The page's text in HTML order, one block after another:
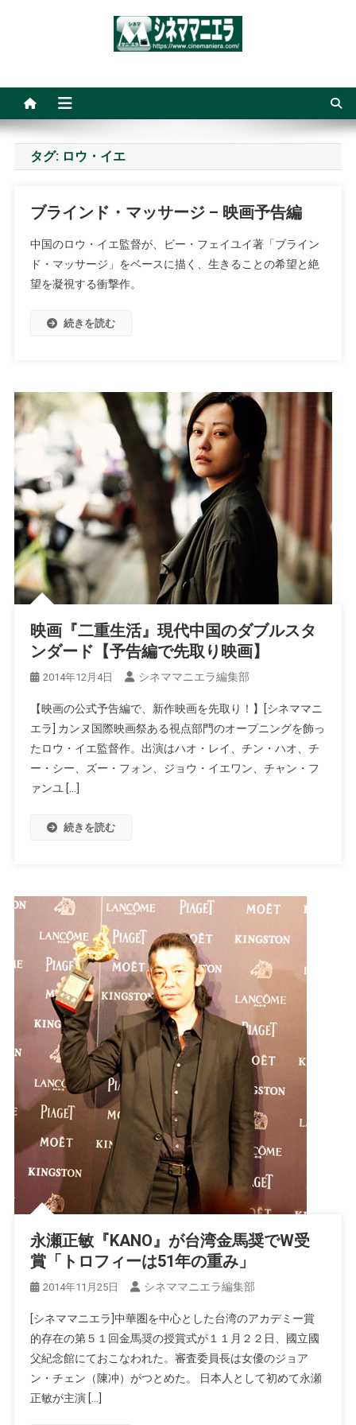
タグ: ロウ・イエ
ブラインド・マッサージ – 映画予告編
中国のロウ・イエ監督が、ビー・フェイユイ著「ブライン
ド・マッサージ」をベースに描く、生きることの希望と絶
望を凝視する衝撃作。
続きを読む
映画『二重生活』現代中国のダブルスタ
ンダード【予告編で先取り映画】
2014年12月4日 シネママニエラ編集部
【映画の公式予告編で、新作映画を先取り！】[シネママニ
エラ] カンヌ国際映画祭ある視点部門のオープニングを飾っ
たロウ・イエ監督作。出演はハオ・レイ、チン・ハオ、チ
ー・シー、ズー・フォン、ジョウ・イエワン、チャン・フ
ァンユ […]
続きを読む
永瀬正敏『KANO』が台湾金馬奨でW受
賞「トロフィーは51年の重み」
2014年11月25日 シネママニエラ編集部
[シネママニエラ]中華圏を中心とした台湾のアカデミー賞
的存在の第５１回金馬奨の授賞式が１１月２２日、國立國
父紀念館にておこなわれた。審査委員長は女優のジョア
ン・チェン（陳冲）がつとめた。 日本人として初めて永瀬
正敏が主演 […]